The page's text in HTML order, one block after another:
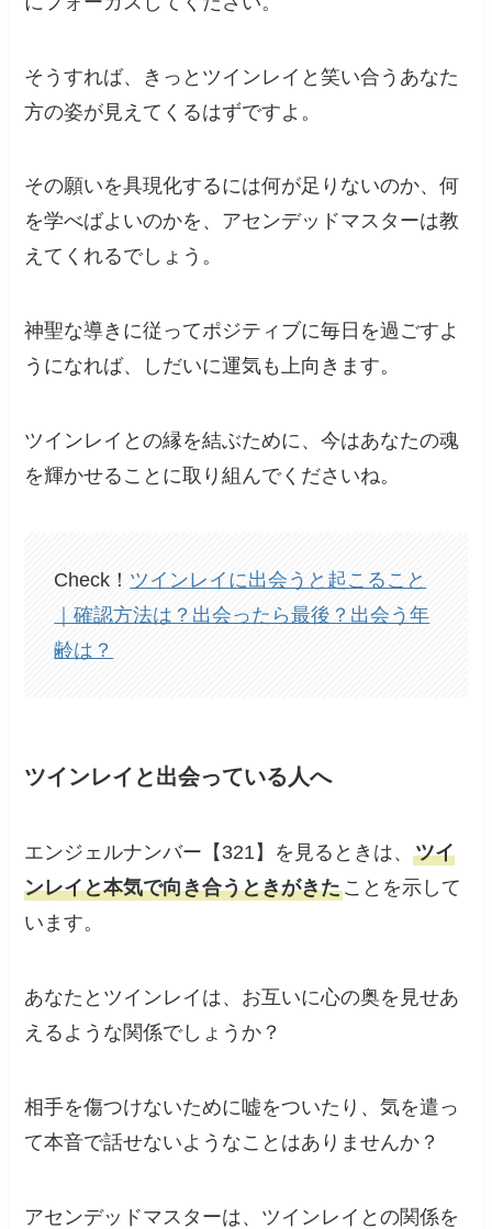
そうすれば、きっとツインレイと笑い合うあなた
方の姿が見えてくるはずですよ。
その願いを具現化するには何が足りないのか、何
を学べばよいのかを、アセンデッドマスターは教
えてくれるでしょう。
神聖な導きに従ってポジティブに毎日を過ごすよ
うになれば、しだいに運気も上向きます。
ツインレイとの縁を結ぶために、今はあなたの魂
を輝かせることに取り組んでくださいね。
Check！ ツインレイに出会うと起こること
｜確認方法は？出会ったら最後？出会う年
齢は？
ツインレイと出会っている人へ
エンジェルナンバー【321】を見るときは、ツイ
ンレイと本気で向き合うときがきたことを示して
います。
あなたとツインレイは、お互いに心の奥を見せあ
えるような関係でしょうか？
相手を傷つけないために嘘をついたり、気を遣っ
て本音で話せないようなことはありませんか？
アセンデッドマスターは、ツインレイとの関係を